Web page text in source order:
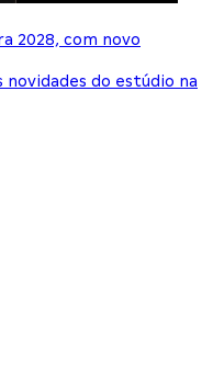
2028, com novo
novidades do estúdio na